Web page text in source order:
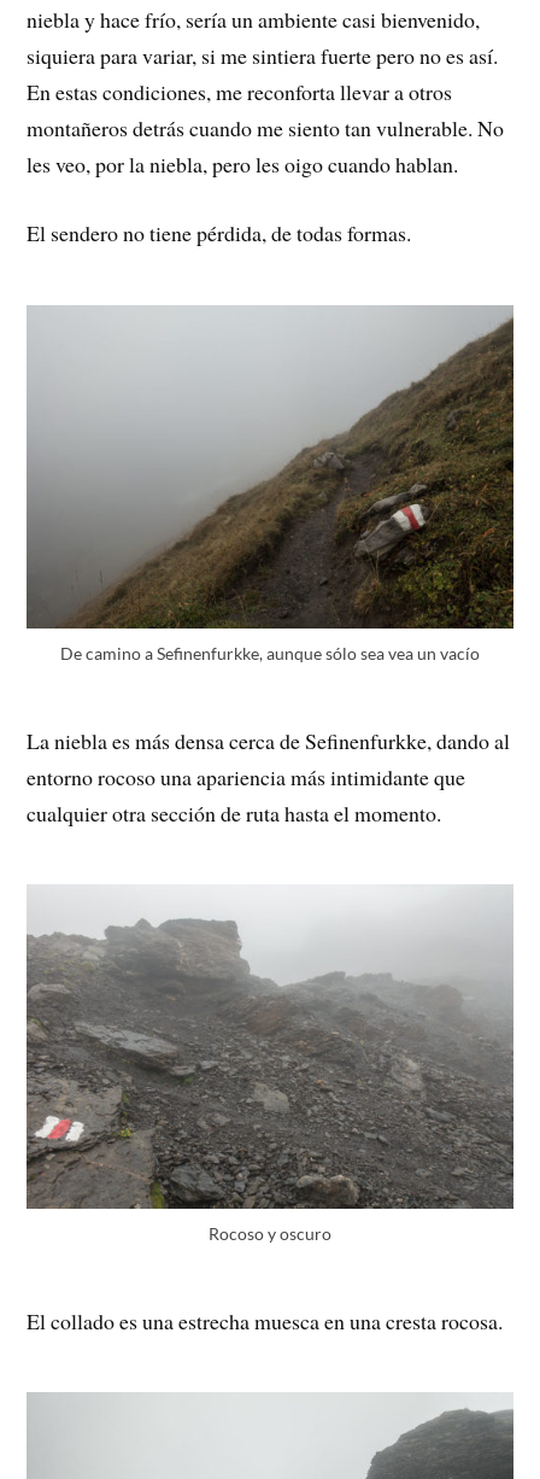
niebla y hace frío, sería un ambiente casi bienvenido,
siquiera para variar, si me sintiera fuerte pero no es así.
En estas condiciones, me reconforta llevar a otros
montañeros detrás cuando me siento tan vulnerable. No
les veo, por la niebla, pero les oigo cuando hablan.
El sendero no tiene pérdida, de todas formas.
De camino a Sefinenfurkke, aunque sólo sea vea un vacío
La niebla es más densa cerca de Sefinenfurkke, dando al
entorno rocoso una apariencia más intimidante que
cualquier otra sección de ruta hasta el momento.
Rocoso y oscuro
El collado es una estrecha muesca en una cresta rocosa.